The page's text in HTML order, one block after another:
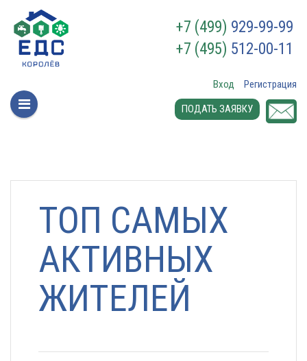
+7 (499) 929-99-99
+7 (495) 512-00-11
Вход
Регистрация
ПОДАТЬ ЗАЯВКУ
ТОП САМЫХ
АКТИВНЫХ
ЖИТЕЛЕЙ